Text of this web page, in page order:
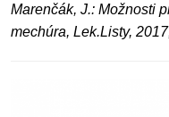
Marenčák, J.: Možnosti
mechúra, Lek.Listy,